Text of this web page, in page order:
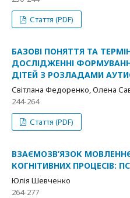
Стаття (PDF)
БАЗОВІ ПОНЯТТЯ ТА
ДОСЛІДЖЕННІ
ДІТЕЙ З РОЗЛАДАМИ
Світлана Федоренко, Олена
244-264
Стаття (PDF)
ВЗАЄМОЗВ’ЯЗОК
КОГНІТИВНИХ ПРОЦЕСІВ:
Юлія Шевченко
264-277